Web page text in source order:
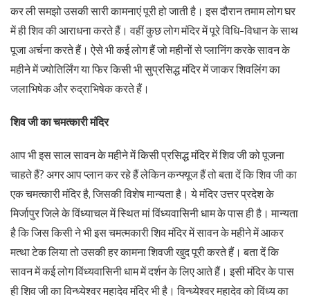
कर ली समझो उसकी सारी कामनाएं पूरी हो जाती है। इस दौरान तमाम लोग घर
में ही शिव की आराधना करते हैं। वहीं कुछ लोग मंदिर में पूरे विधि-विधान के साथ
पूजा अर्चना करते हैं। ऐसे भी कई लोग हैं जो महीनों से प्लानिंग करके सावन के
महीने में ज्योतिर्लिंग या फिर किसी भी सुप्रसिद्ध मंदिर में जाकर शिवलिंग का
जलाभिषेक और रुद्राभिषेक करते हैं।
शिव जी का चमत्कारी मंदिर
आप भी इस साल सावन के महीने में किसी प्रसिद्ध मंदिर में शिव जी को पूजना
चाहते हैं? अगर आप प्लान कर रहे हैं लेकिन कन्फ्यूज हैं तो बता दें कि शिव जी का
एक चमत्कारी मंदिर है, जिसकी विशेष मान्यता है। ये मंदिर उत्तर प्रदेश के
मिर्जापुर जिले के विंध्याचल में स्थित मां विंध्यवासिनी धाम के पास ही है। मान्यता
है कि जिस किसी ने भी इस चमत्मकारी शिव मंदिर में सावन के महीने में आकर
मत्था टेक लिया तो उसकी हर कामना शिवजी खुद पूरी करते हैं। बता दें कि
सावन में कई लोग विंध्यवासिनी धाम में दर्शन के लिए आते हैं। इसी मंदिर के पास
ही शिव जी का विन्ध्येश्वर महादेव मंदिर भी है। विन्ध्येश्वर महादेव को विंध्य का